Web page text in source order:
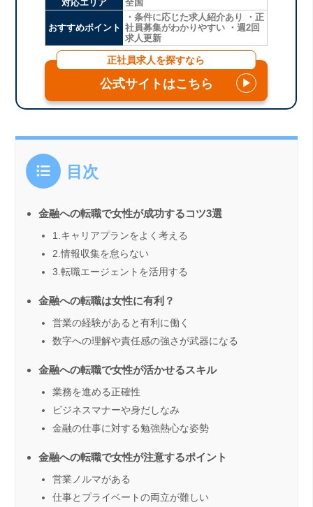
対応エリア
全国
おすすめポイント
・条件に応じた求人紹介あり ・正
社員募集がわかりやすい ・週2回
求人更新
正社員求人を探すなら
公式サイトはこちら ▶
目次
金融への転職で女性が成功するコツ3選
1.キャリアプランをよく考える
2.情報収集を怠らない
3.転職エージェントを活用する
金融への転職は女性に有利？
営業の経験があると有利に働く
数字への理解や責任感の強さが武器になる
金融への転職で女性が活かせるスキル
業務を進める正確性
ビジネスマナーや身だしなみ
金融の仕事に対する勉強熱心な姿勢
金融への転職で女性が注意するポイント
営業ノルマがある
仕事とプライベートの両立が難しい